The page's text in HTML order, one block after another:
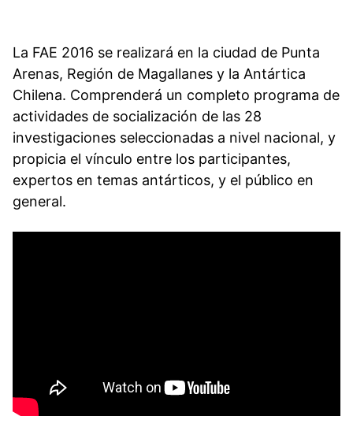
La FAE 2016 se realizará en la ciudad de Punta
Arenas, Región de Magallanes y la Antártica
Chilena. Comprenderá un completo programa de
actividades de socialización de las 28
investigaciones seleccionadas a nivel nacional, y
propicia el vínculo entre los participantes,
expertos en temas antárticos, y el público en
general.